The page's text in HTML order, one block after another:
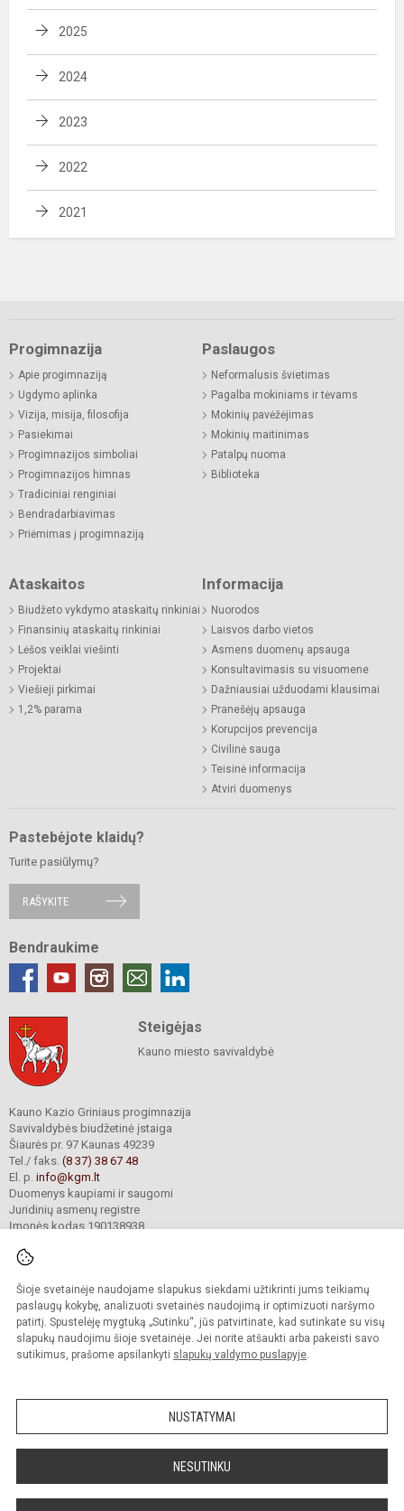
Šioje svetainėje naudojame slapukus siekdami užtikrinti jums teikiamų
paslaugų kokybę, analizuoti svetainės naudojimą ir optimizuoti naršymo
patirtį. Spustelėję mygtuką „Sutinku“, jūs patvirtinate, kad sutinkate su visų
slapukų naudojimu šioje svetainėje. Jei norite atšaukti arba pakeisti savo
sutikimus, prašome apsilankyti slapukų valdymo puslapyje.
NUSTATYMAI
NESUTINKU
2025
2024
2023
2022
2021
Progimnazija
Apie progimnaziją
Ugdymo aplinka
Vizija, misija, filosofija
Pasiekimai
Progimnazijos simboliai
Progimnazijos himnas
Tradiciniai renginiai
Bendradarbiavimas
Priėmimas į progimnaziją
Paslaugos
Neformalusis švietimas
Pagalba mokiniams ir tėvams
Mokinių pavėžėjimas
Mokinių maitinimas
Patalpų nuoma
Biblioteka
Ataskaitos
Biudžeto vykdymo ataskaitų rinkiniai
Finansinių ataskaitų rinkiniai
Lėšos veiklai viešinti
Projektai
Viešieji pirkimai
1,2% parama
Informacija
Nuorodos
Laisvos darbo vietos
Asmens duomenų apsauga
Konsultavimasis su visuomene
Dažniausiai užduodami klausimai
Pranešėjų apsauga
Korupcijos prevencija
Civilinė sauga
Teisinė informacija
Atviri duomenys
Pastebėjote klaidų?
Turite pasiūlymų?
RAŠYKITE
Bendraukime
Steigėjas
Kauno miesto savivaldybė
Kauno Kazio Griniaus progimnazija
Savivaldybės biudžetinė įstaiga
Šiaurės pr. 97 Kaunas 49239
Tel./ faks. (8 37) 38 67 48
El. p. info@kgm.lt
Duomenys kaupiami ir saugomi
Juridinių asmenų registre
Įmonės kodas 190138938
© 2024. Kauno Kazio Griniaus progimnazija. Visos teisės saugomos.
Kopijuoti turinį be raštiško progimnazijos sutikimo griežtai draudžiama.
Prieinamumo paraiška Slapukų valdymas
Sumanus būdas atnaujinti